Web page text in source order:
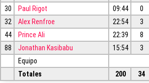
30
Paul Rigot 09:44 0
32
Alex Renfroe 22:54 3
44
Prince Ali 22:39 8
88
Jonathan Kasibabu 15:54 3
Equipo
Totales
200 34